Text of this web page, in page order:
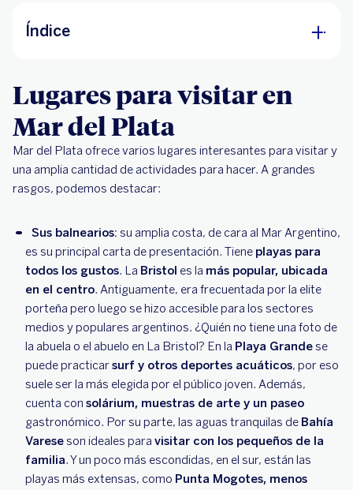
Índice
Lugares para visitar en
Mar del Plata
Mar del Plata ofrece varios lugares interesantes para visitar y
una amplia cantidad de actividades para hacer. A grandes
rasgos, podemos destacar:
Sus balnearios: su amplia costa, de cara al Mar Argentino,
es su principal carta de presentación. Tiene playas para
todos los gustos. La Bristol es la más popular, ubicada
en el centro. Antiguamente, era frecuentada por la elite
porteña pero luego se hizo accesible para los sectores
medios y populares argentinos. ¿Quién no tiene una foto de
la abuela o el abuelo en La Bristol? En la Playa Grandese
puede practicarsurf y otros deportes acuáticos, por eso
suele ser la más elegida por el público joven. Además,
cuenta con solárium, muestras de arte y un paseo
gastronómico. Por su parte, las aguas tranquilas de Bahía
Vareseson ideales para visitar con los pequeños de la
familia. Y un poco más escondidas, en el sur, están las
playas más extensas, como Punta Mogotes, menos